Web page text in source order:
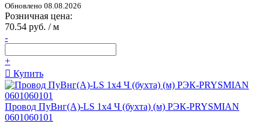
Обновлено 08.08.2026
Розничная цена:
70.54 руб. / м
-
+
Купить
Провод ПуВнг(А)-LS 1х4 Ч (бухта) (м) РЭК-PRYSMIAN
0601060101